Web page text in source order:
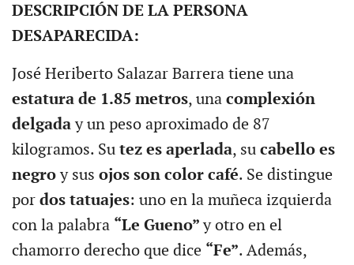
DESCRIPCIÓN DE LA PERSONA
DESAPARECIDA:
José Heriberto Salazar Barrera tiene una
estatura de 1.85 metros, una complexión
delgaday un peso aproximado de 87
kilogramos. Sutez es aperlada, su cabello es
negroy sus ojos son color café. Se distingue
por dos tatuajes: uno en la muñeca izquierda
con la palabra “Le Gueno”y otro en el
chamorro derecho que dice “Fe”. Además,